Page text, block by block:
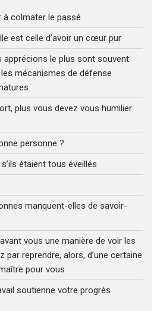
à colmater le passé
est celle d’avoir un cœur pur
apprécions le plus sont souvent
mécanismes de défense
plus vous devez vous humilier
personne ?
étaient tous éveillés
manquent-elles de savoir-
vous une manière de voir les
reprendre, alors, d’une certaine
pour vous
soutienne votre progrès